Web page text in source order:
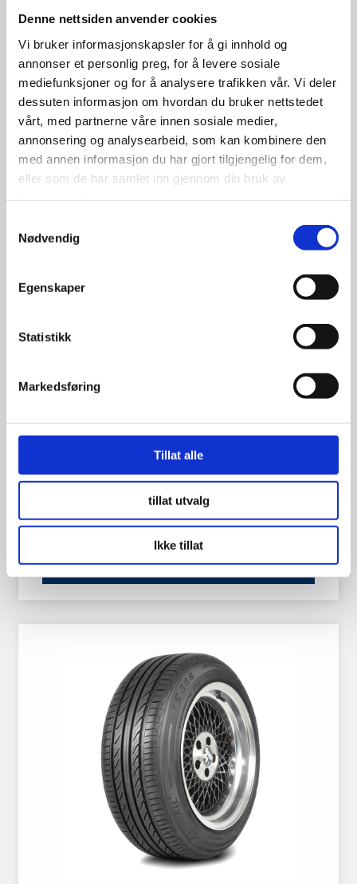
Denne nettsiden anvender cookies
Vi bruker informasjonskapsler for å gi innhold og
annonser et personlig preg, for å levere sosiale
mediefunksjoner og for å analysere trafikken vår. Vi deler
dessuten informasjon om hvordan du bruker nettstedet
vårt, med partnerne våre innen sosiale medier,
annonsering og analysearbeid, som kan kombinere den
med annen informasjon du har gjort tilgjengelig for dem,
eller som de har samlet inn gjennom din bruk av
Nødvendig
Egenskaper
Statistikk
Markedsføring
Tillat alle
tillat utvalg
Ikke tillat
599.00
Se flere detaljer
Landsail LS388 185/60R14 82H
kr699.00
Se flere detaljer